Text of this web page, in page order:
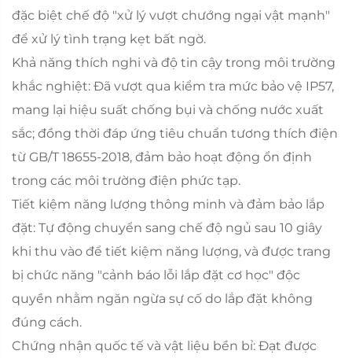
đặc biệt chế độ "xử lý vượt chướng ngại vật mạnh"
để xử lý tình trạng kẹt bất ngờ.
Khả năng thích nghi và độ tin cậy trong môi trường
khắc nghiệt: Đã vượt qua kiểm tra mức bảo vệ IP57,
mang lại hiệu suất chống bụi và chống nước xuất
sắc; đồng thời đáp ứng tiêu chuẩn tương thích điện
từ GB/T 18655-2018, đảm bảo hoạt động ổn định
trong các môi trường điện phức tạp.
Tiết kiệm năng lượng thông minh và đảm bảo lắp
đặt: Tự động chuyển sang chế độ ngủ sau 10 giây
khi thu vào để tiết kiệm năng lượng, và được trang
bị chức năng "cảnh báo lỗi lắp đặt cơ học" độc
quyền nhằm ngăn ngừa sự cố do lắp đặt không
đúng cách.
Chứng nhận quốc tế và vật liệu bền bỉ: Đạt được